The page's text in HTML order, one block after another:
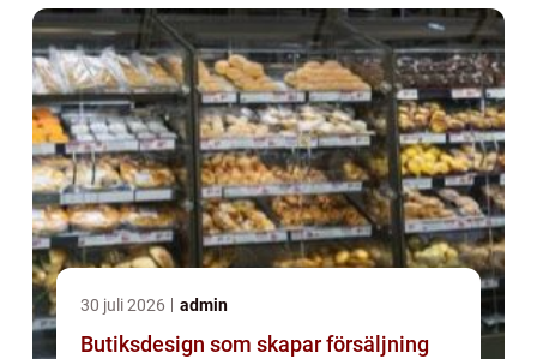
30 juli 2026 admin
Butiksdesign som skapar försäljning